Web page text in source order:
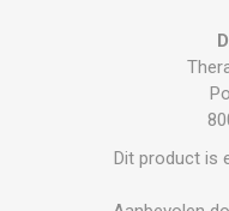
Dit product is